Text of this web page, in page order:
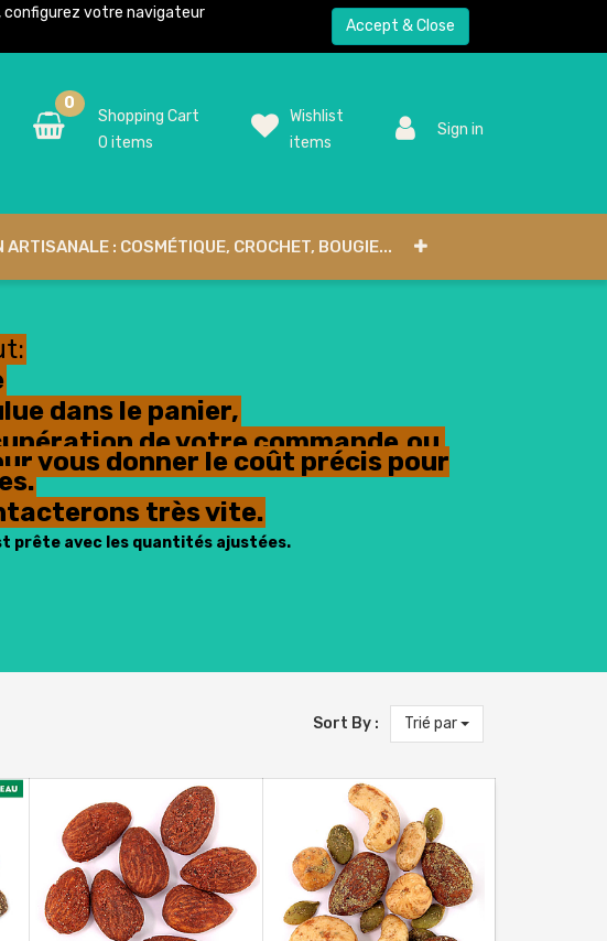
configurez votre navigateur
Accept & Close
0
Shopping Cart
0 items
Wishlist
items
Sign in
ARTISANALE : COSMÉTIQUE, CROCHET, BOUGIE...
dans le panier,
de votre commande,ou
vous donner le coût précis pour
très vite.
prête avec les quantités ajustées.
Sort By : Trié par